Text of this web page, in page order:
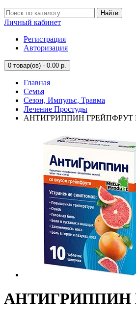
Найти
Личный кабинет
Регистрация
Авторизация
0 товар(ов) - 0.00 р.
Главная
Семья
Сезон, Импульс, Травма
Лечение Простуды
АНТИГРИППИН ГРЕЙПФРУТ
АНТИГРИППИН